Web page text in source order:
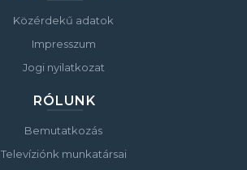
Közérdekű adatok
Impresszum
Jogi nyilatkozat
RÓLUNK
Bemutatkozás
Televíziónk munkatársai